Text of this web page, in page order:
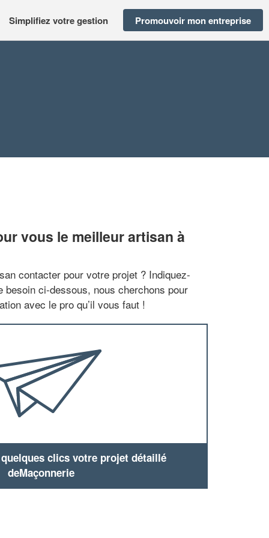
Simplifiez votre gestion Promouvoir mon entreprise
vous le meilleur artisan à
contacter pour votre projet ? Indiquez-
besoin ci-dessous, nous cherchons pour
avec le pro qu’il vous faut !
clics votre projet détaillé
deMaçonnerie